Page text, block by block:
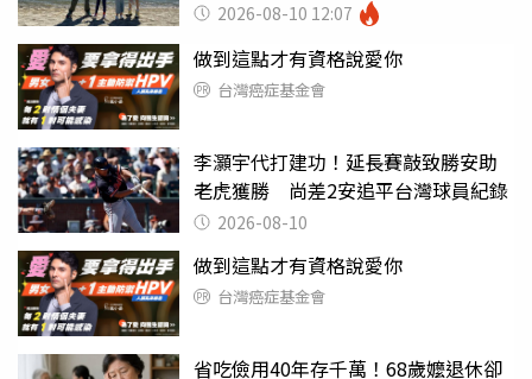
2026-08-10 12:07
做到這點才有資格說愛你
台灣癌症基金會
李灝宇代打建功！延長賽敲致勝安助
老虎獲勝 尚差2安追平台灣球員紀錄
2026-08-10
做到這點才有資格說愛你
台灣癌症基金會
省吃儉用40年存千萬！68歲嬤退休卻